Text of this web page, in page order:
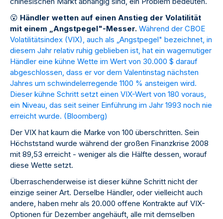
😮 Händler wetten auf einen Anstieg der Volatilität
mit einem „Angstpegel"-Messer. Während der CBOE
Volatilitätsindex (VIX), auch als „Angstpegel" bezeichnet, in
diesem Jahr relativ ruhig geblieben ist, hat ein wagemutiger
Händler eine kühne Wette im Wert von 30.000 $ darauf
abgeschlossen, dass er vor dem Valentinstag nächsten
Jahres um schwindelerregende 1100 % ansteigen wird.
Dieser kühne Schritt setzt einen VIX-Wert von 180 voraus,
ein Niveau, das seit seiner Einführung im Jahr 1993 noch nie
erreicht wurde. (Bloomberg)
Der VIX hat kaum die Marke von 100 überschritten. Sein
Höchststand wurde während der großen Finanzkrise 2008
mit 89,53 erreicht - weniger als die Hälfte dessen, worauf
diese Wette setzt.
Überraschenderweise ist dieser kühne Schritt nicht der
einzige seiner Art. Derselbe Händler, oder vielleicht auch
andere, haben mehr als 20.000 offene Kontrakte auf VIX-
Optionen für Dezember angehäuft, alle mit demselben